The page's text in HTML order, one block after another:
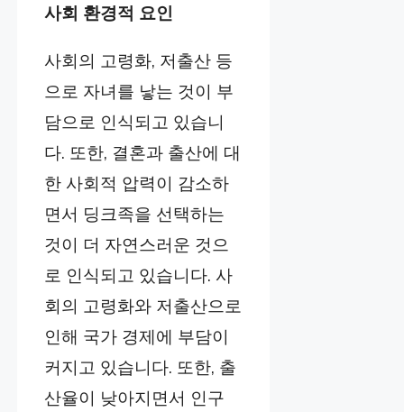
사회 환경적 요인
사회의 고령화, 저출산 등
으로 자녀를 낳는 것이 부
담으로 인식되고 있습니
다. 또한, 결혼과 출산에 대
한 사회적 압력이 감소하
면서 딩크족을 선택하는
것이 더 자연스러운 것으
로 인식되고 있습니다. 사
회의 고령화와 저출산으로
인해 국가 경제에 부담이
커지고 있습니다. 또한, 출
산율이 낮아지면서 인구